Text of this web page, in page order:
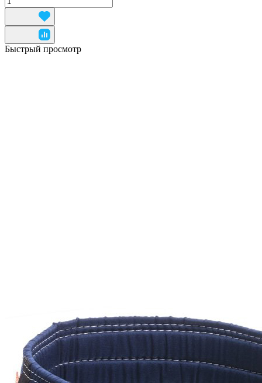
Быстрый просмотр